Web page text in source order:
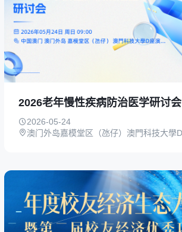
2026老年慢性疾病防治医学研讨会
2026-05-24